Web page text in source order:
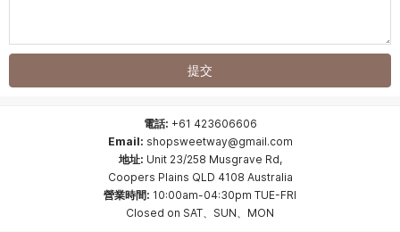
電話: +61 423606606
Email: shopsweetway@gmail.com
地址: Unit 23/258 Musgrave Rd,
Coopers Plains QLD 4108 Australia
營業時間: 10:00am-04:30pm TUE-FRI
Closed on SAT、SUN、MON